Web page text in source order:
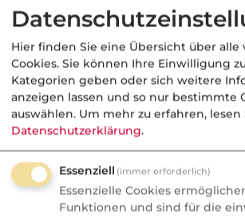
geförderte AV
Nachrichten
Altersvorsorgedepot:
Bedrohung oder
Vermittler?
AVD ab 2027: Bedrohung oder
Goldgrube? blau-direkt-COO
Schinnenburg verrät im
Neobroker längst Kunden
Hier finden Sie eine Übersicht über
Cookies. Sie können Ihre Einwilligung
Kategorien geben oder sich weitere
anzeigen lassen und so nur bestimmte
auswählen. Um mehr zu erfahren,
Datenschutzerklärung.
Essenziell (immer erforderlich)
Essenzielle Cookies
Funktionen und sind für die